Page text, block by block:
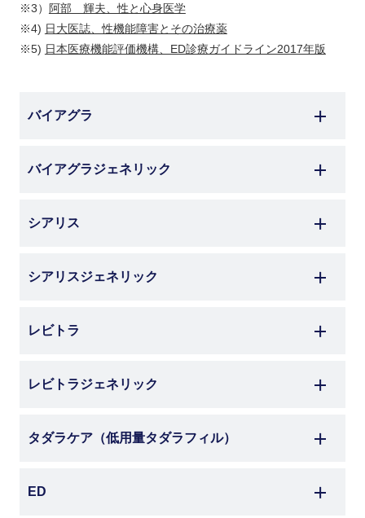
※3）
阿部 輝夫、性と心身医学
※4) 日大医誌、性機能障害とその治療薬
※5) 日本医療機能評価機構、ED診療ガイドライン2017年版
バイアグラ
バイアグラジェネリック
シアリス
シアリスジェネリック
レビトラ
レビトラジェネリック
タダラケア（低用量タダラフィル）
ED